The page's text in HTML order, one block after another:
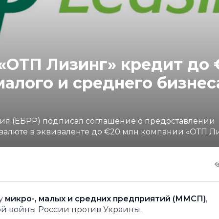
Лизинг» кредит до
и среднего
(ЕБРР) подписал соглашение о предоставлении
в эквиваленте до €20 млн компании «ОТП
микро-, малых и средних предприятий (ММСП),
войны России против Украины.